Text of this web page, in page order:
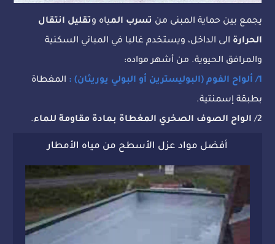
يجمع بين حماية المبنى من تسرب المياه وتقليل انتقال
الحرارة الى الداخل، ويستخدم غالبا في المباني السكنية
والمرافق الحيوية. من أشهر مواده:
1/ ألواح الفوم (البوليسترين أو البولي يوريثان) :
المغطاة
بطبقة إسمنتية.
2/ الواح الصوف الصخري المغطاة بمادة مقاومة للماء.
أفضل مواد عزل الأسطح من مياه الأمطار